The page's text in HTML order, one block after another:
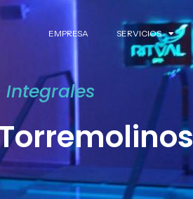
EMPRESA SERVICIOS
Integrales